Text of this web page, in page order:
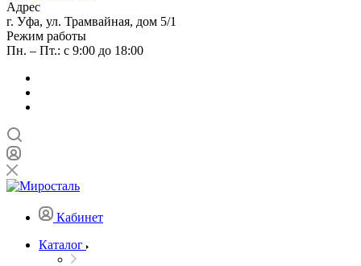
Адрес
г. Уфа, ул. Трамвайная, дом 5/1
Режим работы
Пн. – Пт.: с 9:00 до 18:00
Кабинет
Каталог